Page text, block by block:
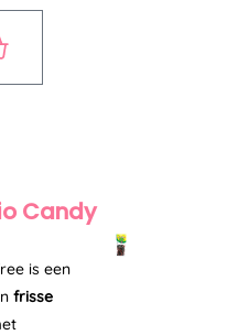
Candy
is een
frisse